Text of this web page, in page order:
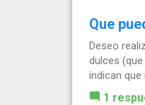
Que
Deseo
dulces
indican que
1